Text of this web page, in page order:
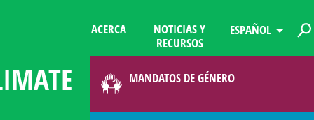
ACERCA
NOTICIAS Y
RECURSOS
ESPAÑOL
MANDATOS DE GÉNERO